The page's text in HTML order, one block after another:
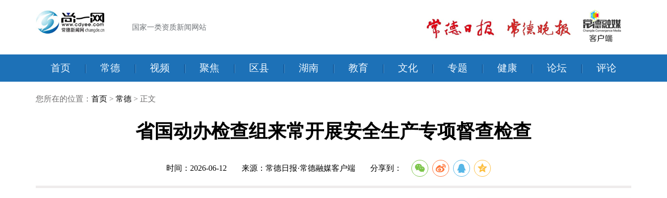
国家一类资质新闻网站
首页 | 常德 | 视频 | 聚焦 | 区县 | 湖南 | 教育 | 文化 | 专题 | 健康 | 论坛 | 评论
您所在的位置： 首页 > 常德 > 正文
省国动办检查组来常开展安全生产专项督查检查
时间：2026-06-12 来源：常德日报·常德融媒客户端 分享到：